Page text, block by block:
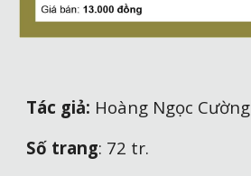
Tác giả: Hoàng Ngọc Cường
Số trang: 72 tr.